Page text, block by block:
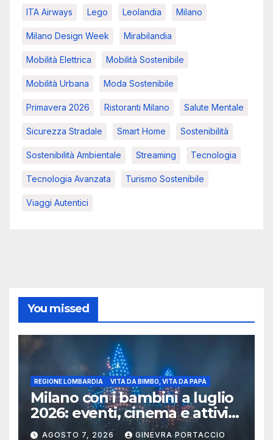
ITA Airways Lego Leolandia Milano
Milano Design Week Mirabilandia
Mobilità Elettrica Mobilità Sostenibile
Mobilità Urbana Moda Sostenibile
Primavera 2026 Ristoranti Milano Salute Mentale
Sicurezza Stradale Smart Home Sostenibilità
Sostenibilità Ambientale Streaming Tecnologia
Tecnologia Avanzata Turismo Sostenibile
Viaggi Autentici
You missed
REGIONE LOMBARDIA VITA DA BIMBO, VITA DA PAPÀ
Milano con i bambini a luglio
2026: eventi, cinema e attività
per famiglie
AGOSTO 7, 2026 GINEVRA PORTACCIO